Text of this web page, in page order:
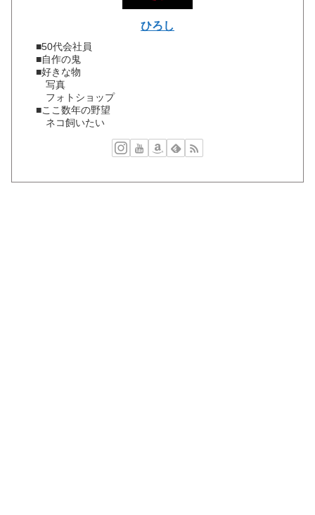
ひろし
■50代会社員
■自作の鬼
■好きな物
写真
フォトショップ
■ここ数年の野望
ネコ飼いたい